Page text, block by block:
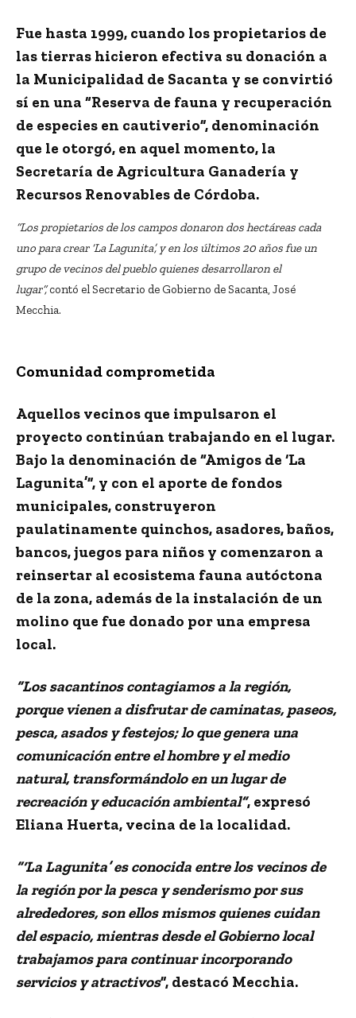
Fue hasta 1999, cuando los propietarios de
las tierras hicieron efectiva su donación a
la Municipalidad de Sacanta y se convirtió
sí en una “Reserva de fauna y recuperación
de especies en cautiverio”, denominación
que le otorgó, en aquel momento, la
Secretaría de Agricultura Ganadería y
Recursos Renovables de Córdoba.
“Los propietarios de los campos donaron dos hectáreas cada
uno para crear ‘La Lagunita’, y en los últimos 20 años fue un
grupo de vecinos del pueblo quienes desarrollaron el
lugar”,contó el Secretario de Gobierno de Sacanta, José
Mecchia.
Comunidad comprometida
Aquellos vecinos que impulsaron el
proyecto continúan trabajando en el lugar.
Bajo la denominación de “Amigos de ‘La
Lagunita’”, y con el aporte de fondos
municipales, construyeron
paulatinamente quinchos, asadores, baños,
bancos, juegos para niños y comenzaron a
reinsertar al ecosistema fauna autóctona
de la zona, además de la instalación de un
molino que fue donado por una empresa
local.
“Los sacantinos contagiamos a la región,
porque vienen a disfrutar de caminatas, paseos,
pesca, asados y festejos; lo que genera una
comunicación entre el hombre y el medio
natural, transformándolo en un lugar de
recreación y educación ambiental”, expresó
Eliana Huerta, vecina de la localidad.
“‘La Lagunita’ es conocida entre los vecinos de
la región por la pesca y senderismo por sus
alrededores, son ellos mismos quienes cuidan
del espacio, mientras desde el Gobierno local
trabajamos para continuar incorporando
servicios y atractivos”, destacó Mecchia.